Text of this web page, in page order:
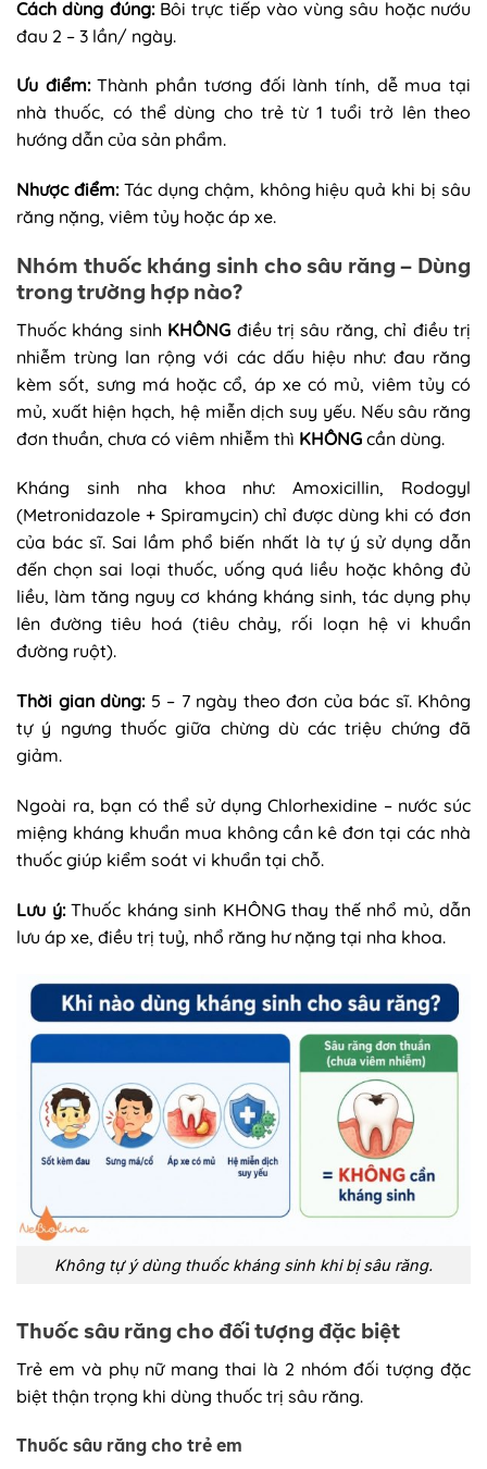
Cách dùng đúng:Bôi trực tiếp vào vùng sâu hoặc nướu
đau 2 – 3 lần/ ngày.
Ưu điểm:Thành phần tương đối lành tính, dễ mua tại
nhà thuốc, có thể dùng cho trẻ từ 1 tuổi trở lên theo
hướng dẫn của sản phẩm.
Nhược điểm: Tác dụng chậm, không hiệu quả khi bị sâu
răng nặng, viêm tủy hoặc áp xe.
Nhóm thuốc kháng sinh cho sâu răng – Dùng
trong trường hợp nào?
Thuốc kháng sinh KHÔNG điều trị sâu răng, chỉ điều trị
nhiễm trùng lan rộng với các dấu hiệu như: đau răng
kèm sốt, sưng má hoặc cổ, áp xe có mủ, viêm tủy có
mủ, xuất hiện hạch, hệ miễn dịch suy yếu. Nếu sâu răng
đơn thuần, chưa có viêm nhiễm thì KHÔNG cần dùng.
Kháng sinh nha khoa như: Amoxicillin, Rodogyl
(Metronidazole + Spiramycin) chỉ được dùng khi có đơn
của bác sĩ. Sai lầm phổ biến nhất là tự ý sử dụng dẫn
đến chọn sai loại thuốc, uống quá liều hoặc không đủ
liều, làm tăng nguy cơ kháng kháng sinh, tác dụng phụ
lên đường tiêu hoá (tiêu chảy, rối loạn hệ vi khuẩn
đường ruột).
Thời gian dùng:5 – 7 ngày theo đơn của bác sĩ. Không
tự ý ngưng thuốc giữa chừng dù các triệu chứng đã
giảm.
Ngoài ra, bạn có thể sử dụng Chlorhexidine – nước súc
miệng kháng khuẩn mua không cần kê đơn tại các nhà
thuốc giúp kiểm soát vi khuẩn tại chỗ.
Lưu ý: Thuốc kháng sinh KHÔNG thay thế nhổ mủ, dẫn
lưu áp xe, điều trị tuỷ, nhổ răng hư nặng tại nha khoa.
Không tự ý dùng thuốc kháng sinh khi bị sâu răng.
Thuốc sâu răng cho đối tượng đặc biệt
Trẻ em và phụ nữ mang thai là 2 nhóm đối tượng đặc
biệt thận trọng khi dùng thuốc trị sâu răng.
Thuốc sâu răng cho trẻ em